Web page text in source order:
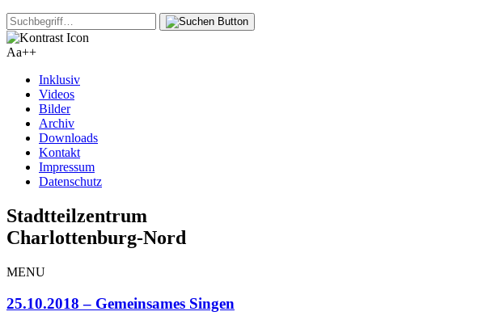
Aa++
Inklusiv
Videos
Bilder
Archiv
Downloads
Kontakt
Impressum
Datenschutz
Stadtteilzentrum
Charlottenburg-Nord
MENU
25.10.2018 – Gemeinsames Singen